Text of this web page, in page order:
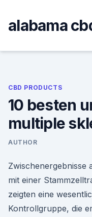
content
alabama
CBD PRODUCTS
10 besten
multiple
AUTHOR
Zwischenergebnisse
mit einer
zeigten eine
Kontrollgruppe, die